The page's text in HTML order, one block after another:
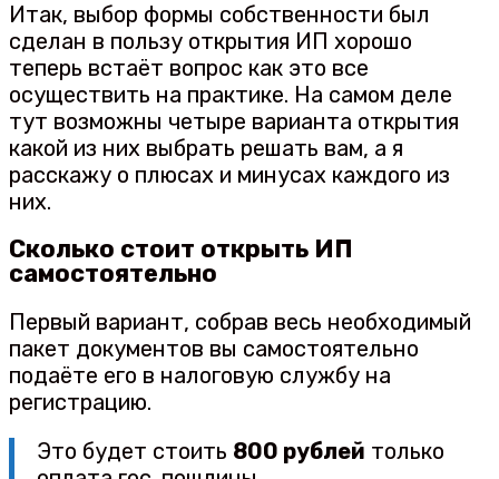
Итак, выбор формы собственности был
сделан в пользу открытия ИП хорошо
теперь встаёт вопрос как это все
осуществить на практике. На самом деле
тут возможны четыре варианта открытия
какой из них выбрать решать вам, а я
расскажу о плюсах и минусах каждого из
них.
Сколько стоит открыть ИП
самостоятельно
Первый вариант, собрав весь необходимый
пакет документов вы самостоятельно
подаёте его в налоговую службу на
регистрацию.
Это будет стоить 800 рублей только